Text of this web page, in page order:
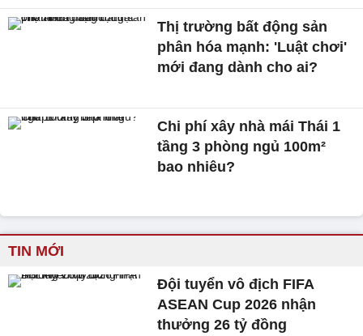
Thị trường bất động sản
phân hóa mạnh: 'Luật chơi'
mới đang dành cho ai?
Chi phí xây nhà mái Thái 1
tầng 3 phòng ngủ 100m²
bao nhiêu?
TIN MỚI
Đội tuyển vô địch FIFA
ASEAN Cup 2026 nhận
thưởng 26 tỷ đồng